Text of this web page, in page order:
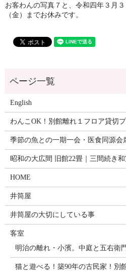
お客わんの写真７と、令和四年３月
（金）までお休みです。
English
わんこOK！別館離れ１フロア貸切
季節の魚との一期一会・医食同源会
昭和の大広間 旧館22畳｜三間続き
HOME
井筒屋
井筒屋の大切にしている事
客室
明治の離れ・小濱。中庭と五右衛
猫と遊べる！築90年の古民家！別